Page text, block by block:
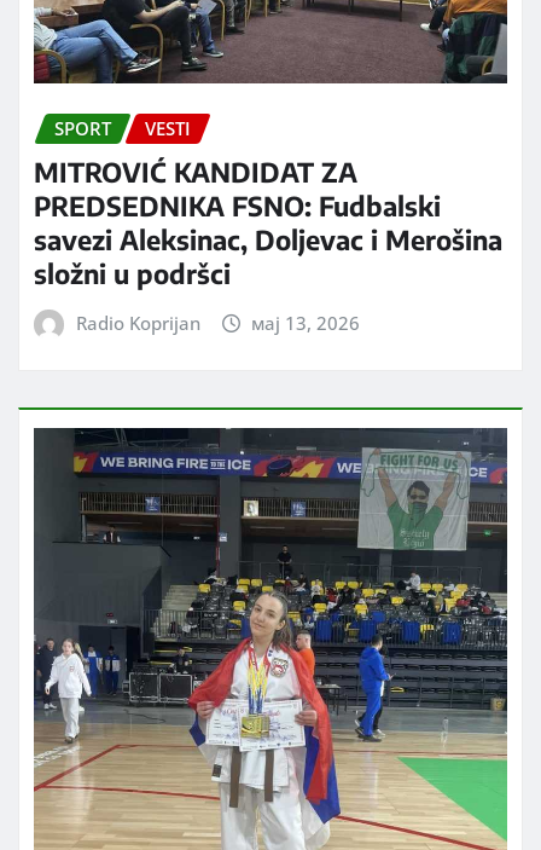
SPORT VESTI
MITROVIĆ KANDIDAT ZA
PREDSEDNIKA FSNO: Fudbalski
savezi Aleksinac, Doljevac i Merošina
složni u podršci
Radio Koprijan мај 13, 2026